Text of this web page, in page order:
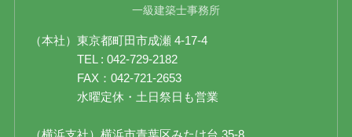
一級建築士事務所
（本社）東京都町田市成瀬 4-17-4
TEL : 042-729-2182
FAX：042-721-2653
水曜定休・土日祭日も営業
（横浜支社）横浜市青葉区みたけ台 35-8